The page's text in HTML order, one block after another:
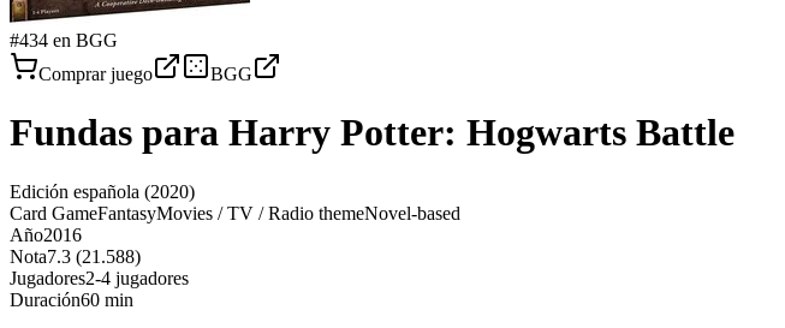
#434 en BGG
Comprar juego
BGG
Fundas para Harry Potter: Hogwarts Battle
Edición española (2020)
Card GameFantasyMovies / TV / Radio themeNovel-based
Año2016
Nota7.3 (21.588)
Jugadores2-4 jugadores
Duración60 min